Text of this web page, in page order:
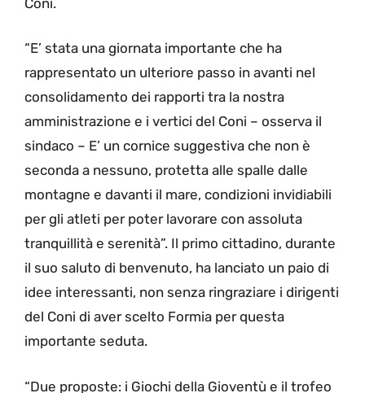
“E’ stata una giornata importante che ha
rappresentato un ulteriore passo in avanti nel
consolidamento dei rapporti tra la nostra
amministrazione e i vertici del Coni – osserva il
sindaco – E’ un cornice suggestiva che non è
seconda a nessuno, protetta alle spalle dalle
montagne e davanti il mare, condizioni invidiabili
per gli atleti per poter lavorare con assoluta
tranquillità e serenità”. Il primo cittadino, durante
il suo saluto di benvenuto, ha lanciato un paio di
idee interessanti, non senza ringraziare i dirigenti
del Coni di aver scelto Formia per questa
importante seduta.
“Due proposte: i Giochi della Gioventù e il trofeo